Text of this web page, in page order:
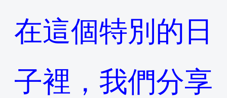
在這個特別的日
子裡，我們分享